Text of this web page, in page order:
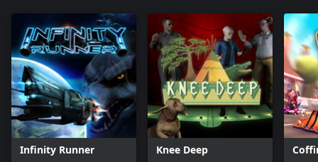
Infinity Runner Knee Deep